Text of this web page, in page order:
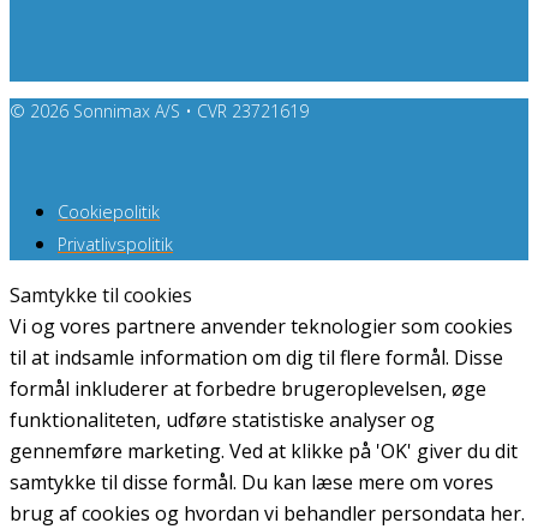
© 2026 Sonnimax A/S • CVR 23721619
Cookiepolitik
Privatlivspolitik
Samtykke til cookies
Vi og vores partnere anvender teknologier som cookies
til at indsamle information om dig til flere formål. Disse
formål inkluderer at forbedre brugeroplevelsen, øge
funktionaliteten, udføre statistiske analyser og
gennemføre marketing. Ved at klikke på 'OK' giver du dit
samtykke til disse formål. Du kan læse mere om vores
brug af cookies og hvordan vi behandler persondata her.